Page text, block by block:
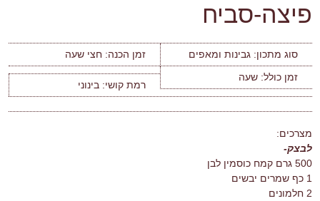
פיצה-סביח
סוג מתכון: גבינות ומאפים זמן הכנה: חצי שעה
זמן כולל: שעה
רמת קושי: בינוני
מצרכים:
לבצק-
500 גרם קמח כוסמין לבן
1 כף שמרים יבשים
2 חלמונים